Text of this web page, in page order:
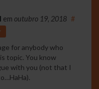
em outubro 19, 2018 #
for anybody who
topic. You know
with you (not that I